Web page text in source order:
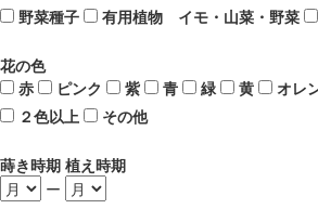
野菜種子
有用植物 イモ・山菜・野菜
花の色
赤
ピンク 紫 青 緑 黄 オレ
２色以上
その他
蒔き時期 植え時期
ー